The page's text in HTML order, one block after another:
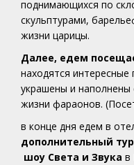
поднимающихся по
скульптурами,
жизни царицы.
Далее, едем
находятся
украшены и
жизни фараонов.
в конце дня едем в
дополнительный тур
шоу Света и Звука в